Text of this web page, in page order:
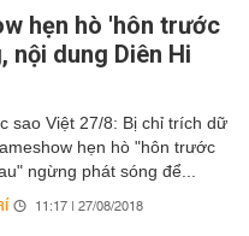
hẹn hò 'hôn trước
nội dung Diên Hi
sao Việt 27/8: Bị chỉ trích dữ
hẹn hò "hôn trước
ngừng phát sóng để...
11:17 | 27/08/2018